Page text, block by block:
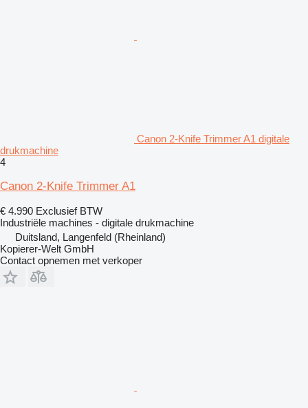
Canon 2-Knife Trimmer A1 digitale
drukmachine
4
Canon 2-Knife Trimmer A1
€ 4.990 Exclusief BTW
Industriële machines - digitale drukmachine
Duitsland, Langenfeld (Rheinland)
Kopierer-Welt GmbH
Contact opnemen met verkoper